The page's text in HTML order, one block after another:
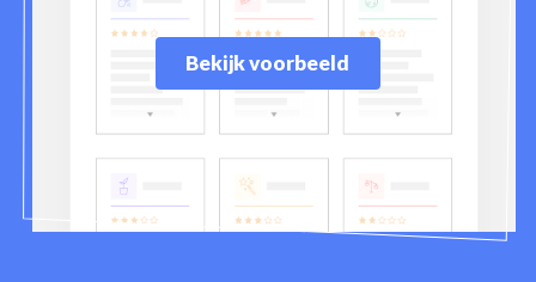
Bekijk voorbeeld